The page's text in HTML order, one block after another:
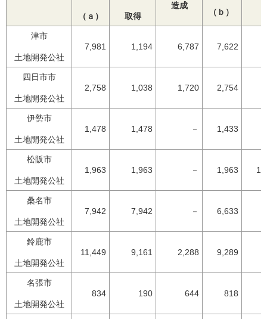
（ａ） 取得
造成
（ｂ）
津市
土地開発公社
7,981 1,194 6,787 7,622
四日市市
土地開発公社
2,758 1,038 1,720 2,754
伊勢市
土地開発公社
1,478 1,478 － 1,433
松阪市
土地開発公社
1,963 1,963 － 1,963
桑名市
土地開発公社
7,942 7,942 － 6,633
鈴鹿市
土地開発公社
11,449 9,161 2,288 9,289
名張市
土地開発公社
834 190 644 818